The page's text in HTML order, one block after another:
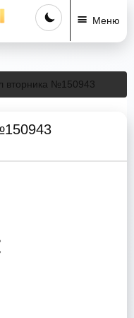
Меню
№150943